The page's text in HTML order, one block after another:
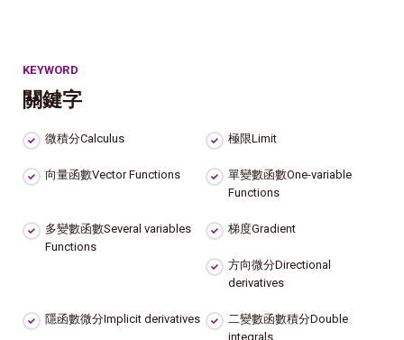
KEYWORD
關鍵字
微積分Calculus 極限Limit
向量函數Vector Functions
單變數函數One-variable
Functions
多變數函數Several variables
Functions
梯度Gradient
方向微分Directional
derivatives
隱函數微分Implicit derivatives
二變數函數積分Double
integrals